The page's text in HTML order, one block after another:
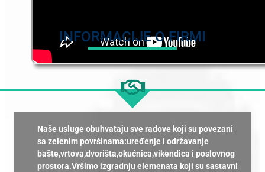
INFORMACIJE O FIRMI
Naše usluge obuhvataju sve radove koji su povezani
sa zelenim površinama:uređenje i održavanje
bašte,vrtova,dvorišta,okućnica,vikendica i poslovnog
prostora.Vršimo izgradnju elemenata koji su sastavni